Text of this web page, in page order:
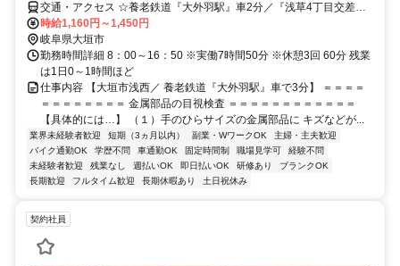
交通・アクセス ☆養老鉄道『大外羽駅』車2分／『浅草4丁目交差
点』徒歩16分／車・バイク通勤OK
時給1,160円～1,450円
岐阜県大垣市
勤務時間詳細 8：00～16：50 ※実働7時間50分 ※休憩3回 60分 残業
は1日0～1時間ほど
仕事内容 【大垣市浅西／ 養老鉄道『大外羽駅』車で3分】 ＝＝＝＝
＝＝＝＝＝＝＝＝ 金属部品の目視検査 ＝＝＝＝＝＝＝＝＝＝＝＝
【具体的には…】 （１）手のひらサイズの金属部品に キズなどが...
業界未経験者歓迎 短期（3ヵ月以内） 副業・WワークOK
主婦・主夫歓迎
バイク通勤OK
学歴不問 車通勤OK 固定時間制 職場見学可
経験不問
未経験者歓迎
残業なし 週払いOK 即日払いOK 研修あり
ブランクOK
長期歓迎
フルタイム歓迎 長期休暇あり 土日祝休み
契約社員